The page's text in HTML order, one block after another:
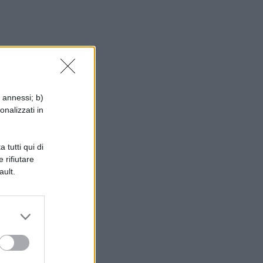
b)
in
tutti qui di
rifiutare